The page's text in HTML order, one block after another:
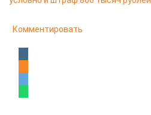
Комментировать